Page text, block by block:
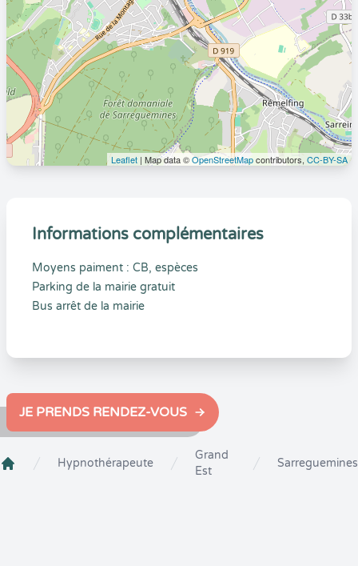
Leaflet | Map data ©OpenStreetMapcontributors, CC-BY-SA
Informations complémentaires
Moyens paiment : CB, espèces
Parking de la mairie gratuit
Bus arrêt de la mairie
JE PRENDS RENDEZ-VOUS
Hypnothérapeute
Grand
Est
Sarreguemines